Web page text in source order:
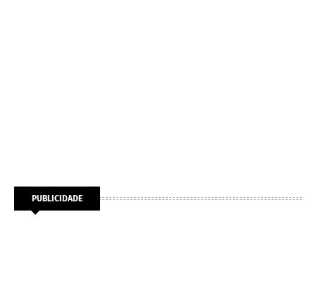
PUBLICIDADE